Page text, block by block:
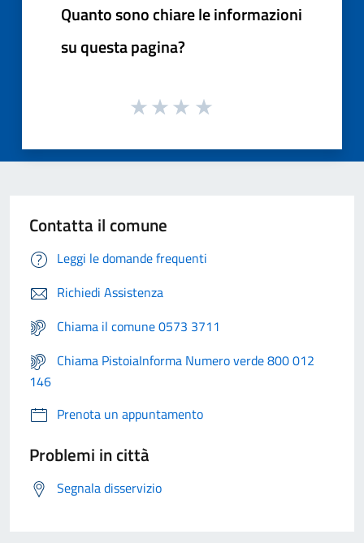
Quanto sono chiare le informazioni
su questa pagina?
Contatta il comune
Leggi le domande frequenti
Richiedi Assistenza
Chiama il comune 0573 3711
Chiama PistoiaInforma Numero verde 800 012
146
Prenota un appuntamento
Problemi in città
Segnala disservizio